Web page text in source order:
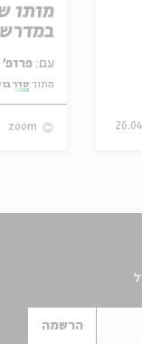
מותו
עם: פרופ' אביגדור שנאן
מתוך:סדר
zoom
הרשמה